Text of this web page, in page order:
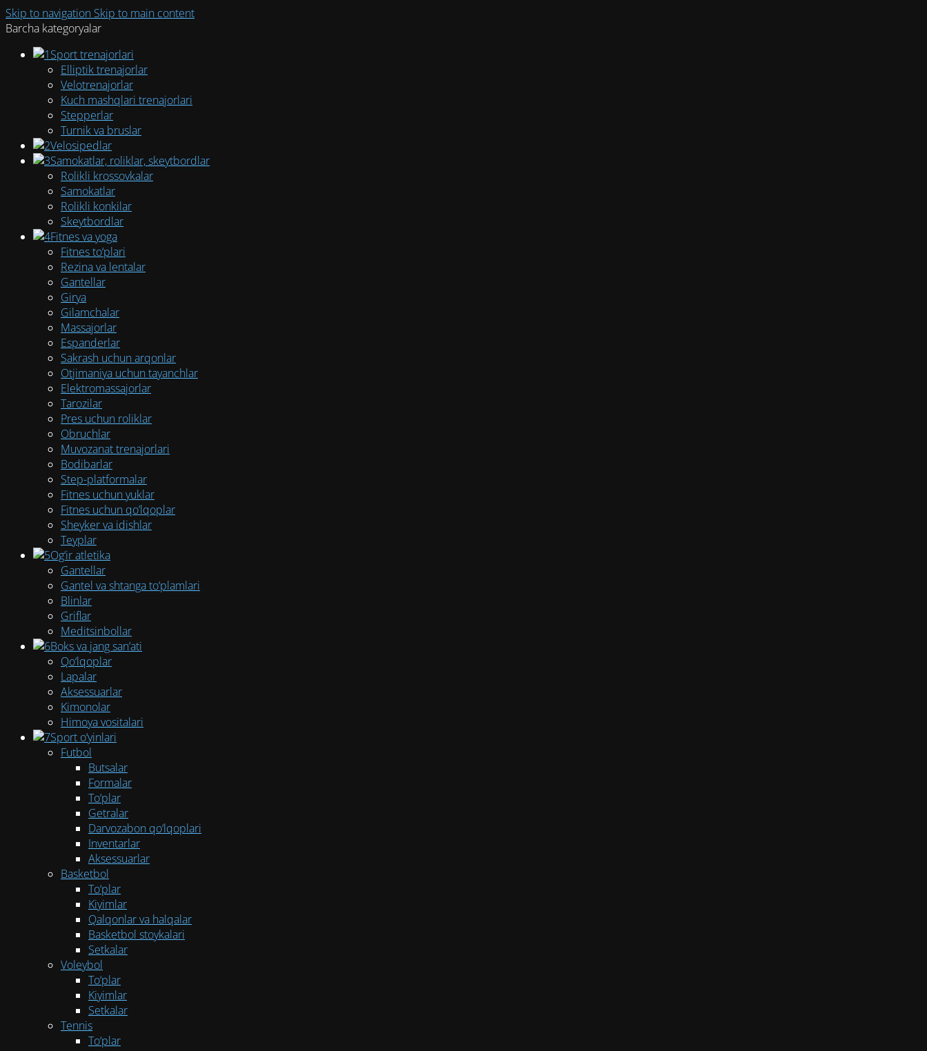
Skip to navigation Skip to main content
Barcha kategoryalar
Sport trenajorlari
Elliptik trenajorlar
Velotrenajorlar
Kuch mashqlari trenajorlari
Stepperlar
Turnik va bruslar
Velosipedlar
Samokatlar, roliklar, skeytbordlar
Rolikli krossovkalar
Samokatlar
Rolikli konkilar
Skeytbordlar
Fitnes va yoga
Fitnes to‘plari
Rezina va lentalar
Gantellar
Girya
Gilamchalar
Massajorlar
Espanderlar
Sakrash uchun arqonlar
Otjimaniya uchun tayanchlar
Elektromassajorlar
Tarozilar
Pres uchun roliklar
Obruchlar
Muvozanat trenajorlari
Bodibarlar
Step-platformalar
Fitnes uchun yuklar
Fitnes uchun qo’lqoplar
Sheyker va idishlar
Teyplar
Og‘ir atletika
Gantellar
Gantel va shtanga to‘plamlari
Blinlar
Griflar
Meditsinbollar
Boks va jang san’ati
Qo‘lqoplar
Lapalar
Aksessuarlar
Kimonolar
Himoya vositalari
Sport o‘yinlari
Futbol
Butsalar
Formalar
To‘plar
Getralar
Darvozabon qo‘lqoplari
Inventarlar
Aksessuarlar
Basketbol
To‘plar
Kiyimlar
Qalqonlar va halqalar
Basketbol stoykalari
Setkalar
Voleybol
To‘plar
Kiyimlar
Setkalar
Tennis
To‘plar